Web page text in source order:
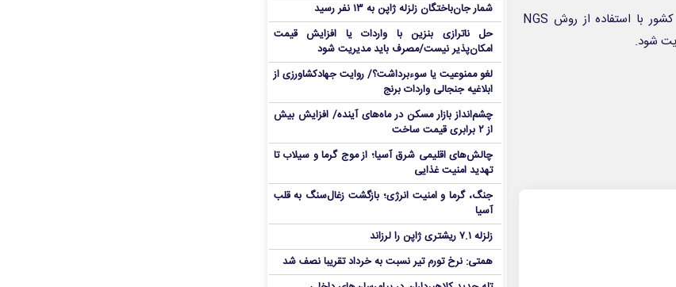
مدیرعامل سازمان انتقال خون توضیح داد: متاسفانه، بانک اطلاعاتی HLA کشور با استفاده از روش NGS
شمار جان‌باختگان زلزله ژاپن به ۱۳ نفر رسید
حل ناترازی بنزین با واردات یا افزایش قیمت
امکان‌پذیر نیست/مصرف باید مدیریت شود
لغو ممنوعیت یا سوءبرداشت؟/ روایت جهادکشاورزی از
ابلاغیه جنجالی واردات برنج
چشم‌انداز بازار مسکن در ماه‌های آینده/ افزایش بیش
از ۲ برابری قیمت ساخت
چالش‌های اقلیمی شرق آسیا؛ از موج گرما و سیلاب تا
تهدید امنیت غذایی
جنگ، گرما و امنیت انرژی؛ بازگشت زغال‌سنگ به قلب
آسیا
زلزله ۷.۱ ریشتری ژاپن را لرزاند
همتی: نرخ تورم تیر نسبت به خرداد تقریبا نصف شد